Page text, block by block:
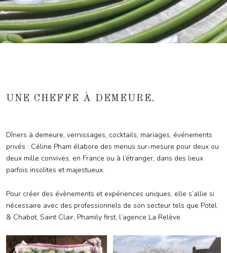
UNE CHEFFE À DEMEURE.
Dîners à demeure, vernissages, cocktails, mariages, événements
privés : Céline Pham élabore des menus sur-mesure pour deux ou
deux mille convives, en France ou à l’étranger, dans des lieux
parfois insolites et majestueux.
Pour créer des évènements et expériences uniques, elle s’allie si
nécessaire avec des professionnels de son secteur tels que Potel
& Chabot, Saint Clair, Phamily first, l’agence La Relève.